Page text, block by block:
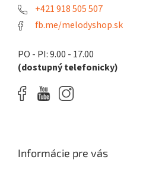
+421 918 505 507
fb.me/melodyshop.sk
PO - PI: 9.00 - 17.00
(dostupný telefonicky)
Informácie pre vás